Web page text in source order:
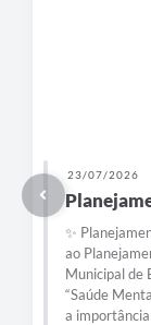
23/07/2026
✨
ao
Municipal de
“Saúde
a